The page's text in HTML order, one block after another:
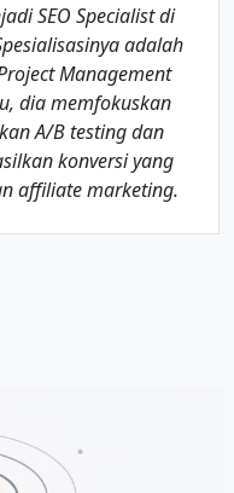
SEO Specialist di
adalah
Management
dia memfokuskan
A/B testing dan
konversi yang
affiliate marketing.